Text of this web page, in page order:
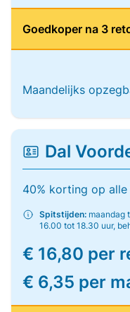
Goedkoper na 3
Maandelijks
Dal
40% korting op
Spitstijden: maandag
16.00 tot 18.30 uur,
€ 16,80 per
€ 6,35 per